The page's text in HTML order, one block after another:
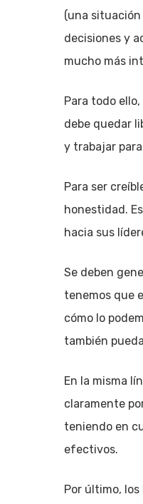
(una
decisiones y
mucho más
Para todo
debe quedar
y trabajar
Para ser
honestidad.
hacia sus
Se deben
tenemos que
cómo lo
también
En la misma
claramente
teniendo en
efectivos.
Por último,